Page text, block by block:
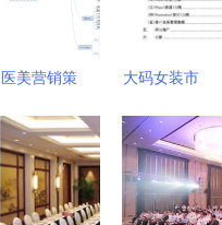
医美营销策
在会议及展
览服务中的
应用
大码女装市
策划方案